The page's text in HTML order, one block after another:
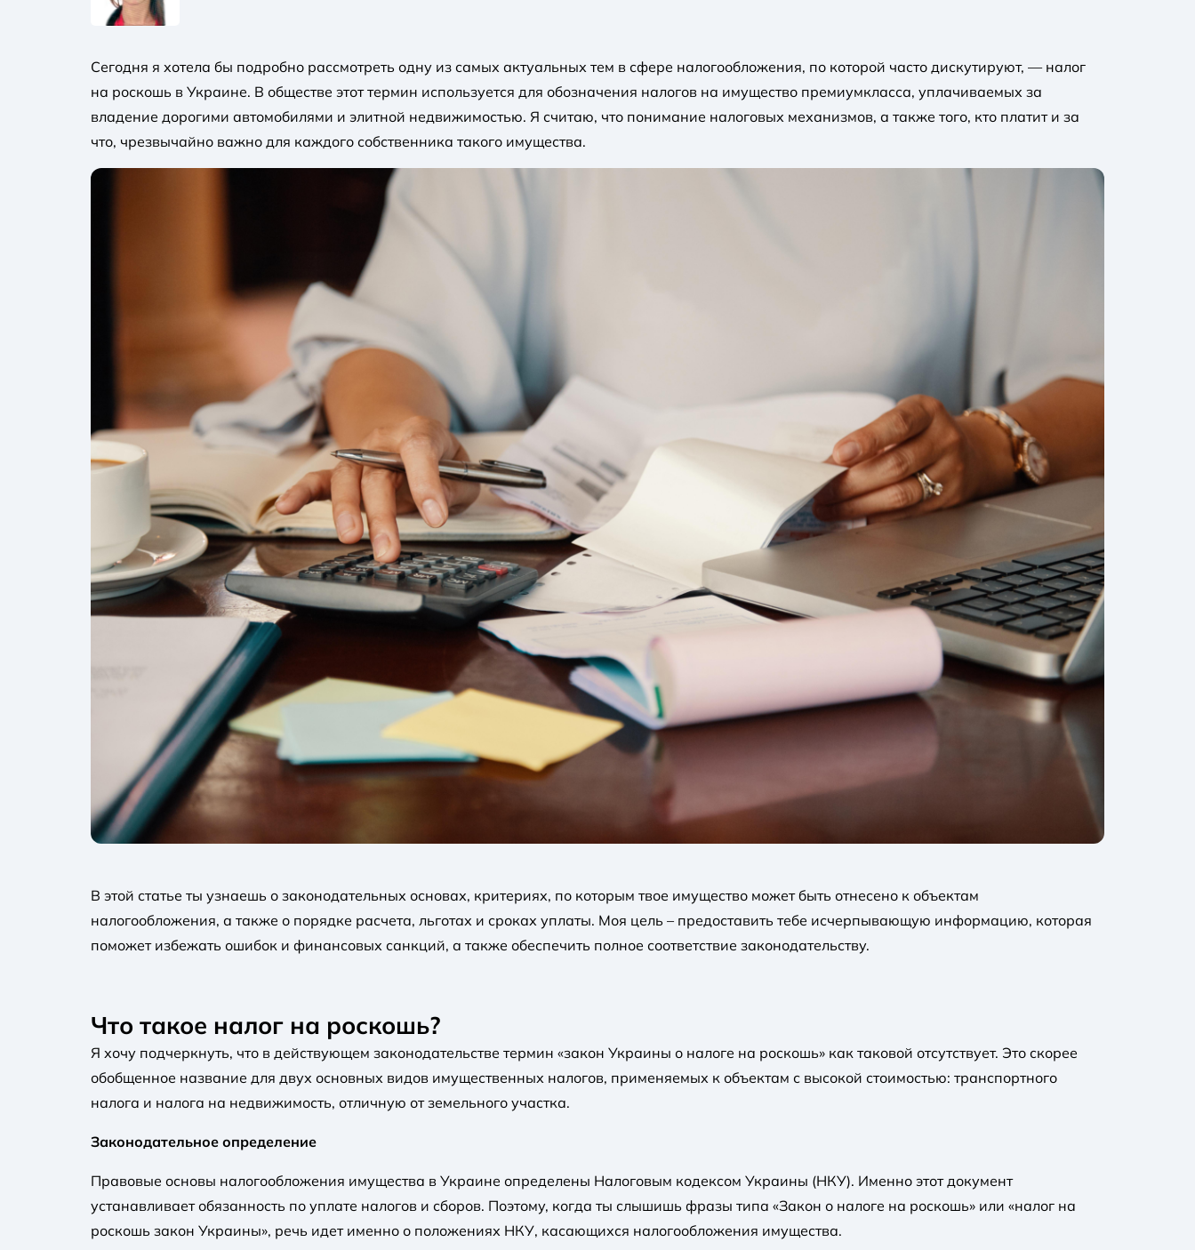
Сегодня я хотела бы подробно рассмотреть одну из самых актуальных тем в сфере налогообложения, по которой часто дискутируют, — налог
на роскошь в Украине. В обществе этот термин используется для обозначения налогов на имущество премиумкласса, уплачиваемых за
владение дорогими автомобилями и элитной недвижимостью. Я считаю, что понимание налоговых механизмов, а также того, кто платит и за
что, чрезвычайно важно для каждого собственника такого имущества.
В этой статье ты узнаешь о законодательных основах, критериях, по которым твое имущество может быть отнесено к объектам
налогообложения, а также о порядке расчета, льготах и ​​сроках уплаты. Моя цель – предоставить тебе исчерпывающую информацию, которая
поможет избежать ошибок и финансовых санкций, а также обеспечить полное соответствие законодательству.
Что такое налог на роскошь?
Я хочу подчеркнуть, что в действующем законодательстве термин «закон Украины о налоге на роскошь» как таковой отсутствует. Это скорее
обобщенное название для двух основных видов имущественных налогов, применяемых к объектам с высокой стоимостью: транспортного
налога и налога на недвижимость, отличную от земельного участка.
Законодательное определение
Правовые основы налогообложения имущества в Украине определены Налоговым кодексом Украины (НКУ). Именно этот документ
устанавливает обязанность по уплате налогов и сборов. Поэтому, когда ты слышишь фразы типа «Закон о налоге на роскошь» или «налог на
роскошь закон Украины», речь идет именно о положениях НКУ, касающихся налогообложения имущества.